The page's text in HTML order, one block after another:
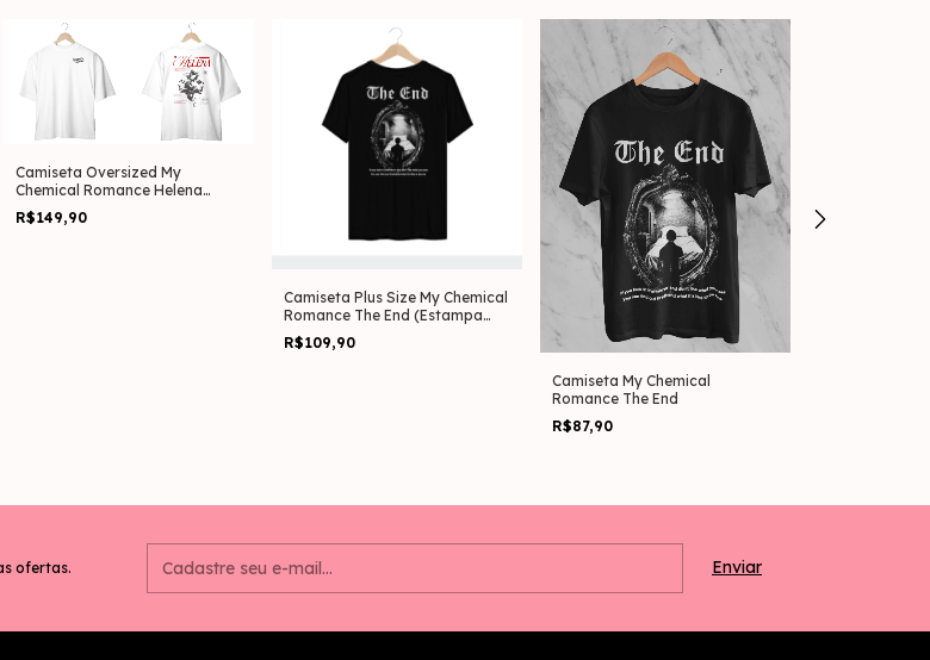
Camiseta Oversized My
Chemical Romance Helena
(Estampa Frente & Costas)
R$149,90
Camiseta Plus Size My Chemical
Romance The End (Estampa
nas Costas)
R$109,90
Camiseta My Chemical
Romance The End
R$87,90
ofertas.